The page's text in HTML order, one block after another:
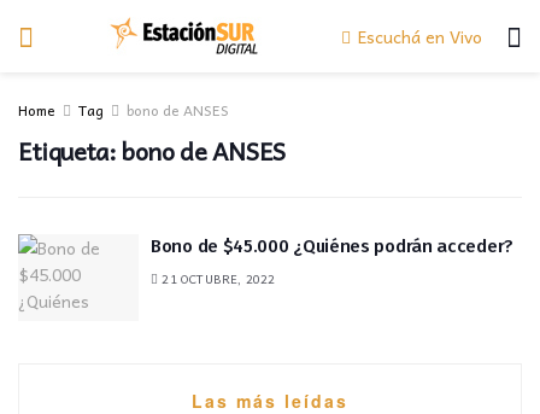
Escuchá en Vivo
Home Tag bono de ANSES
Etiqueta:bono de ANSES
Bono de $45.000 ¿Quiénes podrán acceder?
21 OCTUBRE, 2022
Las más leídas